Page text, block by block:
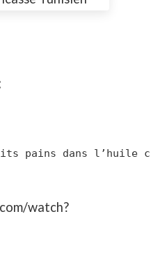
pains dans l’huile
watch?